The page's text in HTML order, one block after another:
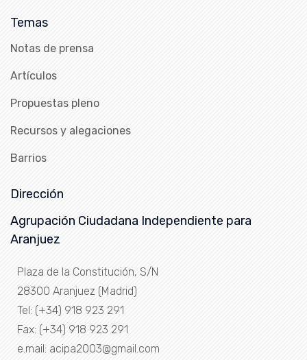
Temas
Notas de prensa
Artículos
Propuestas pleno
Recursos y alegaciones
Barrios
Dirección
Agrupación Ciudadana Independiente para
Aranjuez
Plaza de la Constitución, S/N
28300 Aranjuez (Madrid)
Tel: (+34) 918 923 291
Fax: (+34) 918 923 291
e.mail: acipa2003@gmail.com